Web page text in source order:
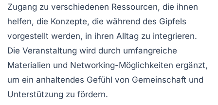
Zugang zu verschiedenen Ressourcen, die ihnen
helfen, die Konzepte, die während des Gipfels
vorgestellt werden, in ihren Alltag zu integrieren.
Die Veranstaltung wird durch umfangreiche
Materialien und Networking-Möglichkeiten ergänzt,
um ein anhaltendes Gefühl von Gemeinschaft und
Unterstützung zu fördern.